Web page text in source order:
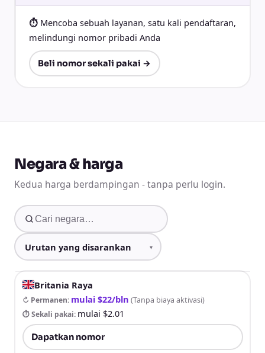
Mencoba sebuah layanan, satu kali pendaftaran,
melindungi nomor pribadi Anda
Beli nomor sekali pakai →
Negara & harga
Kedua harga berdampingan - tanpa perlu login.
Britania Raya
↻ Permanen: mulai $22/bln (Tanpa biaya aktivasi)
⏱ Sekali pakai: mulai $2.01
Dapatkan nomor